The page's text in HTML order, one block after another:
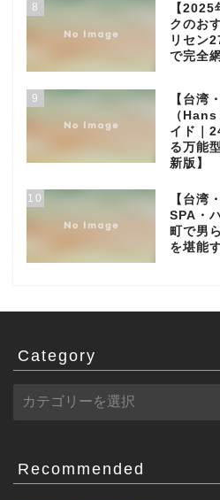
8
【2025
クのお
リセン
で完全
9
【台湾
（
イド｜
る万能
新版】
10
【台湾
SPA・
町で男
を堪能
Category
Recommended